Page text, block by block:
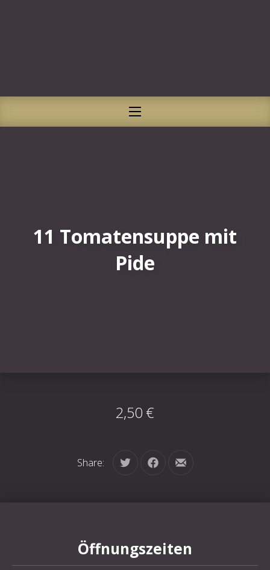
NAVIGATION
11 Tomatensuppe mit
Pide
2,50 €
Share: Tweet Share on Facebook
Share by Email
Öffnungszeiten